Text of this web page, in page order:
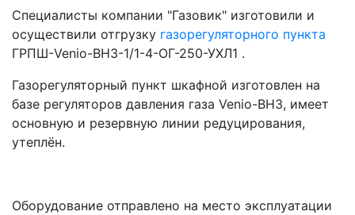
Специалисты компании "Газовик" изготовили и
осуществили отгрузку газорегуляторного пункта
ГРПШ-Venio-ВН3-1/1-4-ОГ-250-УХЛ1 .
Газорегуляторный пункт шкафной изготовлен на
базе регуляторов давления газа Venio-ВН3, имеет
основную и резервную линии редуцирования,
утеплён.
Оборудование отправлено на место эксплуатации